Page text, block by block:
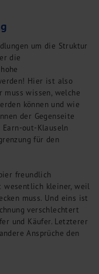
um die Struktur
die
Hier ist also
muss wissen, welche
können und wie
der Gegenseite
out-Klauseln
für den
freundlich
wesentlich kleiner, weil
muss. Und eins ist
verschlechtert
und Käufer. Letzterer
Ansprüche den